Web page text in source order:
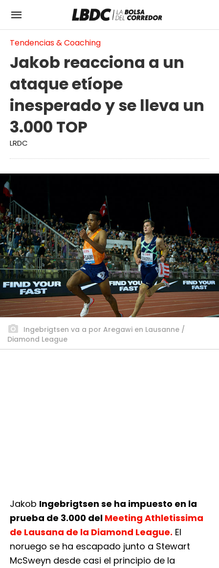
Tendencias & Coaching
Jakob reacciona a un
ataque etíope
inesperado y se lleva un
3.000 TOP
LRDC
Ingebrigtsen va a por Aregawi en Lausanne /
Diamond League
Jakob Ingebrigtsen se ha impuesto en la
prueba de 3.000 del Meeting Athletissima
de Lausana de la Diamond League. El
noruego se ha escapado junto a Stewart
McSweyn desde casi el principio de la